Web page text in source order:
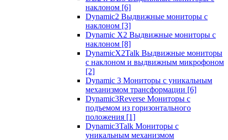
наклоном [6]
Dynamic2 Выдвижные мониторы с
наклоном [3]
Dynamic X2 Выдвижные мониторы с
наклоном [8]
DynamicX2Talk Выдвижные мониторы
с наклоном и выдвижным микрофоном
[2]
Dynamic 3 Мониторы с уникальным
механизмом трансформации [6]
Dynamic3Reverse Мониторы с
подъемом из горизонтального
положения [1]
Dynamic3Talk Мониторы с
уникальным механизмом